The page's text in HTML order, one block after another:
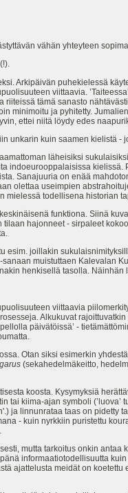
vähän yhteyteen
puhekielessä
viittaavia.
tämä sanasto
minimoitu ja pyhitetty.
ettei niitä löydy edes
kuin saamen kielistä -
läheisiksi
indoeurooppalaisissa
Sanajuuria on enää
olettaa useimpien
mielessä todellisena historian
funktiona. Siinä
hajonneet - sirpaleet
joillakin
muistuttaen Kalevalan
henkisellä tasolla.
viittaavia
Alkukuvat
päivätöissä’ -
Otan siksi esimerkin
garus (sekahedelmäkeitto,
koosta. Kysymyksiä
tai kiima-ajan symboli
ja linnunrataa taas on pidetty
- kuin nyrkkiin puristettu
mutta tarkoitus onkin
informaatiotodellisuutta
ajattelusta meidät on